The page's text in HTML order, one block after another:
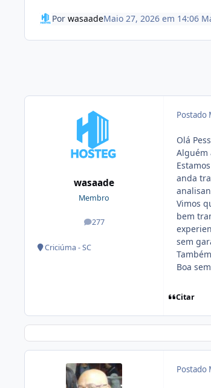
Por wasaadeMaio 27, 2026 em 14:06
wasaade
Membro
277
posts
Criciúma - SC
Postado
Olá
Alguém
anda
Vimos
bem
sem
Boa
Citar
Postado